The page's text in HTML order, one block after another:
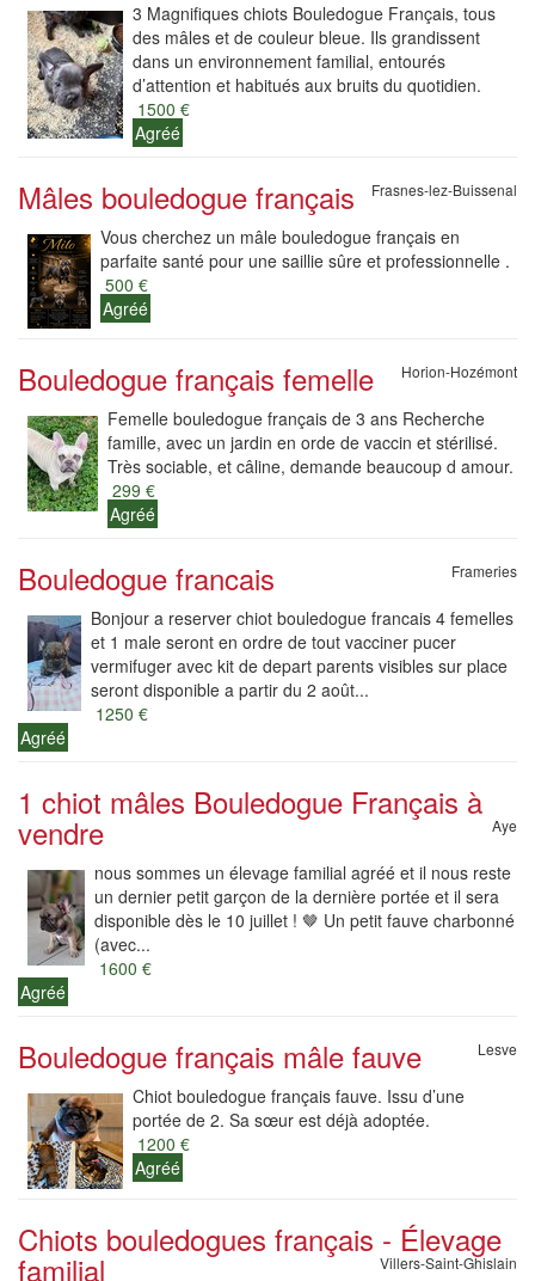
3 Magnifiques chiots Bouledogue Français, tous
des mâles et de couleur bleue. Ils grandissent
dans un environnement familial, entourés
d’attention et habitués aux bruits du quotidien.
1500 €
Agréé
Mâles bouledogue français Frasnes-lez-Buissenal
Vous cherchez un mâle bouledogue français en
parfaite santé pour une saillie sûre et professionnelle .
500 €
Agréé
Bouledogue français femelle Horion-Hozémont
Femelle bouledogue français de 3 ans Recherche
famille, avec un jardin en orde de vaccin et stérilisé.
Très sociable, et câline, demande beaucoup d amour.
299 €
Agréé
Bouledogue francais Frameries
Bonjour a reserver chiot bouledogue francais 4 femelles
et 1 male seront en ordre de tout vacciner pucer
vermifuger avec kit de depart parents visibles sur place
seront disponible a partir du 2 août...
1250 €
Agréé
1 chiot mâles Bouledogue Français à
vendre Aye
nous sommes un élevage familial agréé et il nous reste
un dernier petit garçon de la dernière portée et il sera
disponible dès le 10 juillet ! ​🤎 Un petit fauve charbonné
(avec...
1600 €
Agréé
Bouledogue français mâle fauve Lesve
Chiot bouledogue français fauve. Issu d’une
portée de 2. Sa sœur est déjà adoptée.
1200 €
Agréé
Chiots bouledogues français - Élevage
familial Villers-Saint-Ghislain